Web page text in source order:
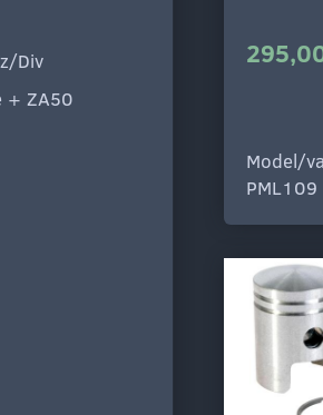
Div
+ ZA50
Model/
PML109